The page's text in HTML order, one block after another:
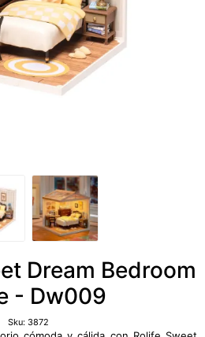
Dream Bedroom
- Dw009
Sku: 3872